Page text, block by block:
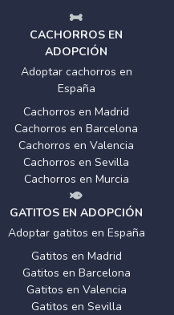
CACHORROS EN
ADOPCIÓN
Adoptar cachorros en
España
Cachorros en Madrid
Cachorros en Barcelona
Cachorros en Valencia
Cachorros en Sevilla
Cachorros en Murcia
GATITOS EN ADOPCIÓN
Adoptar gatitos en España
Gatitos en Madrid
Gatitos en Barcelona
Gatitos en Valencia
Gatitos en Sevilla